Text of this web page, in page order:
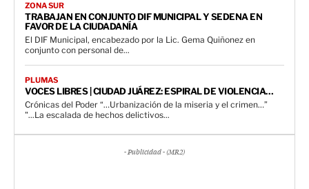
ZONA SUR
TRABAJAN EN CONJUNTO DIF MUNICIPAL Y SEDENA EN
FAVOR DE LA CIUDADANÍA
El DIF Municipal, encabezado por la Lic. Gema Quiñonez en
conjunto con personal de...
PLUMAS
VOCES LIBRES | CIUDAD JUÁREZ: ESPIRAL DE VIOLENCIA…
Crónicas del Poder “…Urbanización de la miseria y el crimen…”
"...La escalada de hechos delictivos...
- Publicidad - (MR2)